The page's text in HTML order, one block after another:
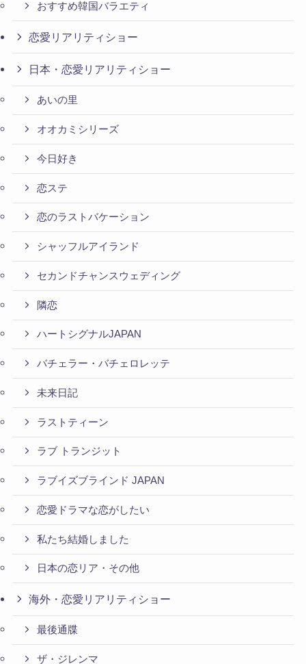
おすすめ韓国バラエティ
恋愛リアリティショー
日本・恋愛リアリティショー
あいの里
オオカミシリーズ
今日好き
恋ステ
恋のラストバケーション
シャッフルアイランド
セカンドチャンスウェディング
隣恋
ハートシグナルJAPAN
バチェラー・バチェロレッテ
未来日記
ラストティーン
ラブ トランジット
ラブイズブラインド JAPAN
恋愛ドラマな恋がしたい
私たち結婚しました
日本の恋リア・その他
海外・恋愛リアリティショー
最後通牒
ザ・ジレンマ